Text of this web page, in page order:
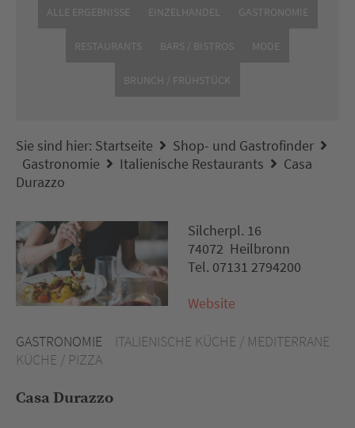
ALLE ERGEBNISSE EINZELHANDEL GASTRONOMIE
RESTAURANTS BARS / BISTROS MODE
BRUNCH / FRÜHSTÜCK
Sie sind hier: Startseite
Shop- und Gastrofinder
Gastronomie
Italienische Restaurants
Casa
Durazzo
GASTRONOMIE
ITALIENISCHE KÜCHE / MEDITERRANE
KÜCHE / PIZZA
Casa Durazzo
Silcherpl. 16
74072 Heilbronn
Tel. 07131 2794200
Website